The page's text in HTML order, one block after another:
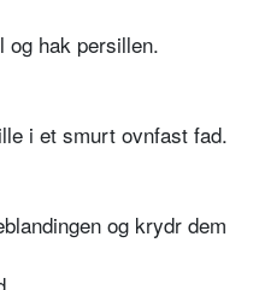
og hak persillen.
i et smurt ovnfast fad.
og krydr dem